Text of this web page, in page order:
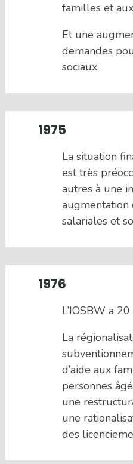
familles et
Et une
demandes
sociaux.
1975
La situation
est très
autres à une
augmentation
salariales et
1976
L’IOSBW a 20
La
d’aide aux
personnes
une
une
des